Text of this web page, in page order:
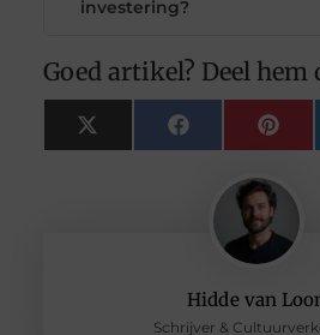
Hidde van
Schrijver &
investering?
Goed artikel? Deel hem
X
(Twitter)
Facebook